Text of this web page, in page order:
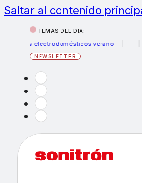
Saltar al contenido
TEMAS DEL DÍA:
electrodomésticos verano
NEWSLETTER